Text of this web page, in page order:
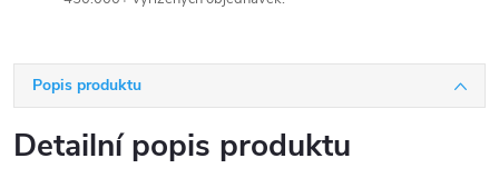
Popis produktu
Detailní popis produktu